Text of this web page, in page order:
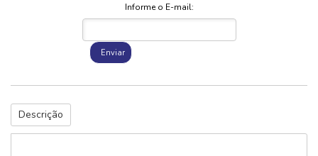
Informe o E-mail:
Enviar
Descrição